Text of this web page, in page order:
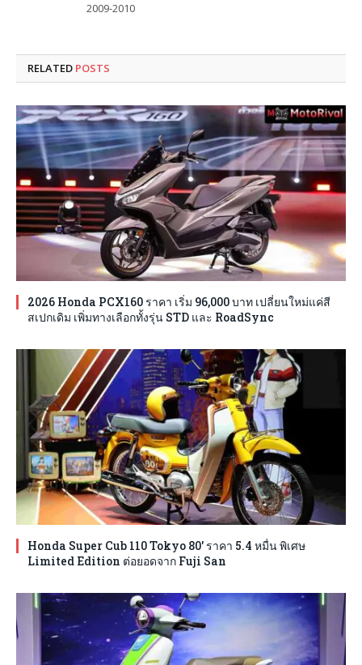
2009-2010
RELATED POSTS
2026 Honda PCX160 ราคา เริ่ม 96,000 บาท เปลี่ยนใหม่แค่สี
สเปกเดิม เพิ่มทางเลือกทั้งรุ่น STD และ RoadSync
Honda Super Cub 110 Tokyo 80′ ราคา 5.4 หมื่น พิเศษ
Limited Edition ต่อยอดจาก Fuji San